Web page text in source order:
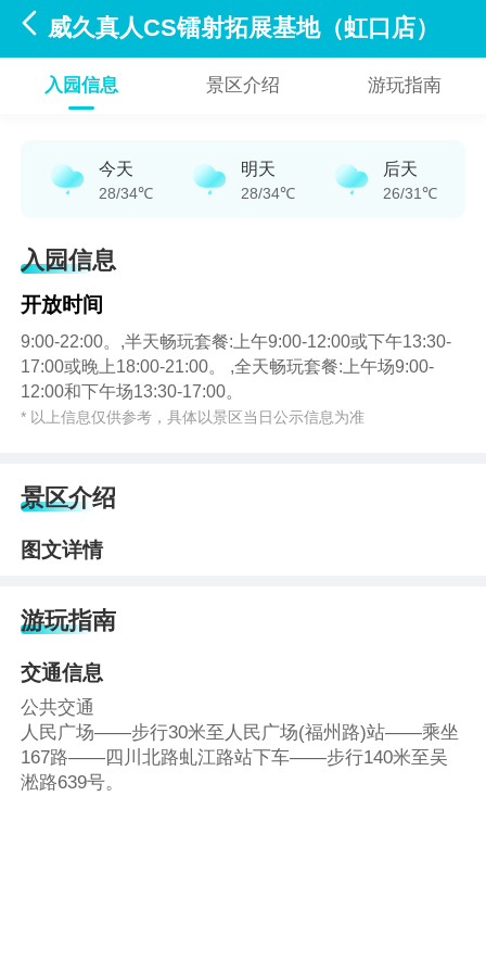
 威久真人CS镭射拓展基地（虹口店）
入园信息 景区介绍 游玩指南
今天
28/34℃
明天
28/34℃
后天
26/31℃
入园信息
开放时间
9:00-22:00。,半天畅玩套餐:上午9:00-12:00或下午13:30-
17:00或晚上18:00-21:00。 ,全天畅玩套餐:上午场9:00-
12:00和下午场13:30-17:00。
* 以上信息仅供参考，具体以景区当日公示信息为准
景区介绍
图文详情
游玩指南
交通信息
公共交通
人民广场——步行30米至人民广场(福州路)站——乘坐
167路——四川北路虬江路站下车——步行140米至吴
淞路639号。